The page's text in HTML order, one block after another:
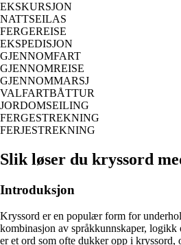
EKSKURSJON
NATTSEILAS
FERGEREISE
EKSPEDISJON
GJENNOMFART
GJENNOMREISE
GJENNOMMARSJ
VALFARTBÅTTUR
JORDOMSEILING
FERGESTREKNING
FERJESTREKNING
Slik løser du kryssord
Introduksjon
Kryssord er en populær form for
kombinasjon av språkkunnskaper,
er et ord som ofte dukker opp i